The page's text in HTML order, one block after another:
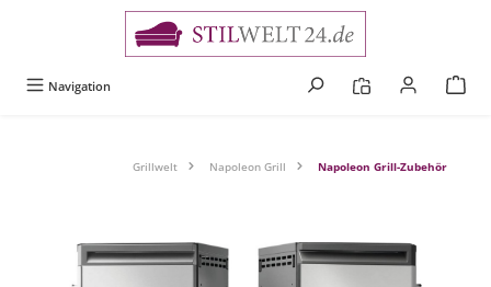
Navigation
Grillwelt Napoleon Grill Napoleon Grill-Zubehör
Bildergalerie überspringen